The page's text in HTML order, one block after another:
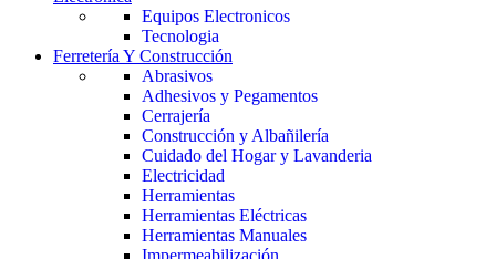
Equipos Electronicos
Tecnologia
Ferretería Y Construcción
Abrasivos
Adhesivos y Pegamentos
Cerrajería
Construcción y Albañilería
Cuidado del Hogar y Lavanderia
Electricidad
Herramientas
Herramientas Eléctricas
Herramientas Manuales
Impermeabilización